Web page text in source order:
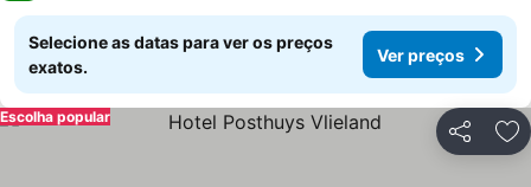
Selecione as datas para ver os preços
exatos.
Ver preços
Partilhar
Escolha popular